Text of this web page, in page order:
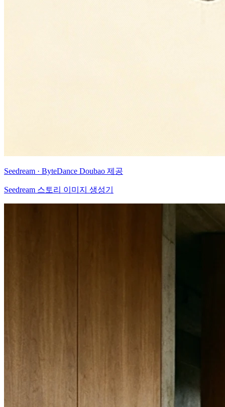
Seedream · ByteDance Doubao 제공
Seedream 스토리 이미지 생성기